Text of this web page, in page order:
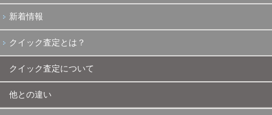
新着情報
クイック査定とは？
クイック査定について
他との違い